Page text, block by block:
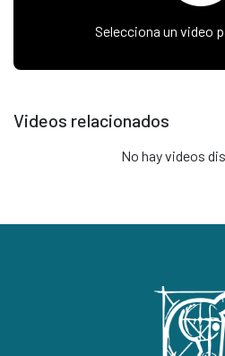
Selecciona un video
Videos relacionados
No hay videos